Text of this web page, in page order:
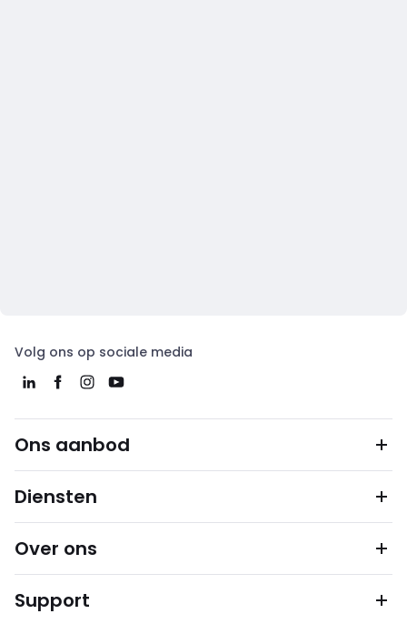
Volg ons op sociale media
Ons aanbod
Diensten
Over ons
Support